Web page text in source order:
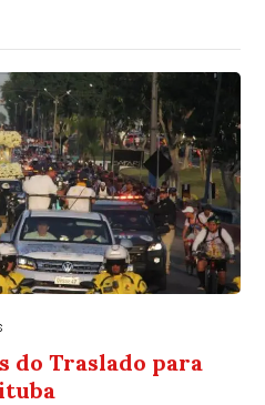
do Traslado para